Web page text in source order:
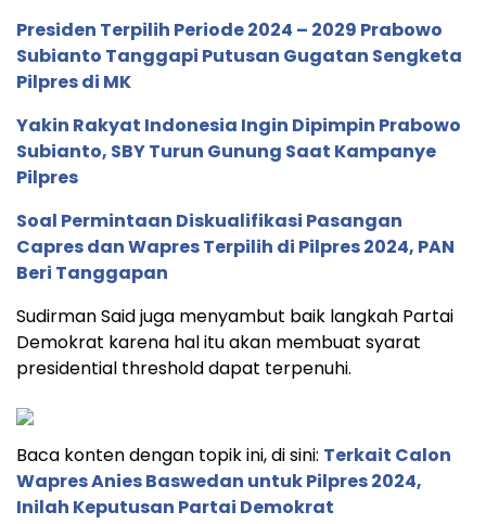
Presiden Terpilih Periode 2024 – 2029 Prabowo
Subianto Tanggapi Putusan Gugatan Sengketa
Pilpres di MK
Yakin Rakyat Indonesia Ingin Dipimpin Prabowo
Subianto, SBY Turun Gunung Saat Kampanye
Pilpres
Soal Permintaan Diskualifikasi Pasangan
Capres dan Wapres Terpilih di Pilpres 2024, PAN
Beri Tanggapan
Sudirman Said juga menyambut baik langkah Partai
Demokrat karena hal itu akan membuat syarat
presidential threshold dapat terpenuhi.
Baca konten dengan topik ini, di sini: Terkait Calon
Wapres Anies Baswedan untuk Pilpres 2024,
Inilah Keputusan Partai Demokrat